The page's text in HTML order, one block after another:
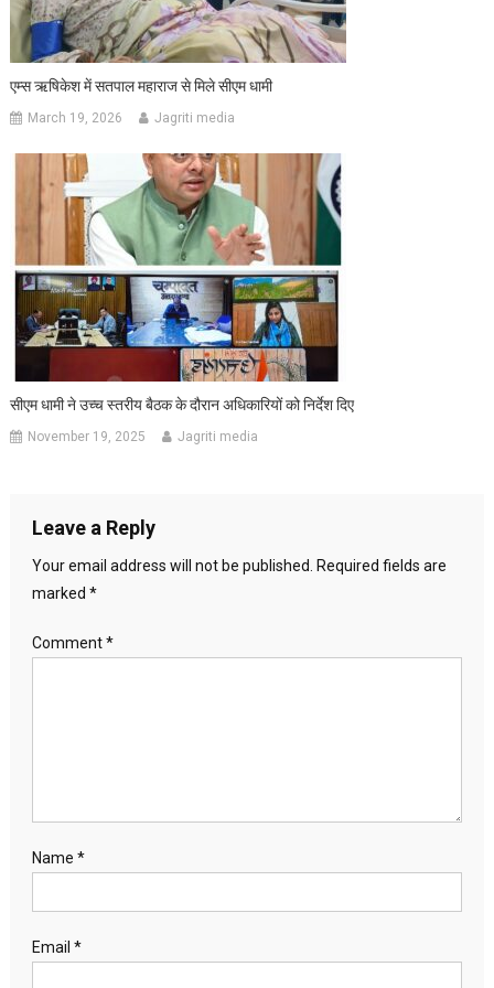
एम्स ऋषिकेश में सतपाल महाराज से मिले सीएम धामी
March 19, 2026 Jagriti media
सीएम धामी ने उच्च स्तरीय बैठक के दौरान अधिकारियों को निर्देश दिए
November 19, 2025 Jagriti media
Leave a Reply
Your email address will not be published.
Required fields are
marked *
Comment*
Name *
Email *